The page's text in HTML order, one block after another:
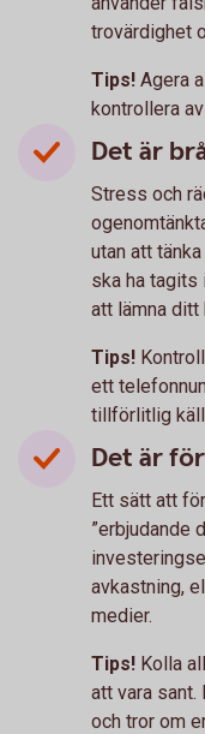
trovärdighet
Tips! Agera
kontrollera
Det är
Stress och
utan att
ska ha tagits
att lämna ditt
Tips!
ett
tillförlitlig
Det är
Ett sätt att
”erbjudande
avkastning,
medier.
Tips! Kolla
att vara sant.
och tror om